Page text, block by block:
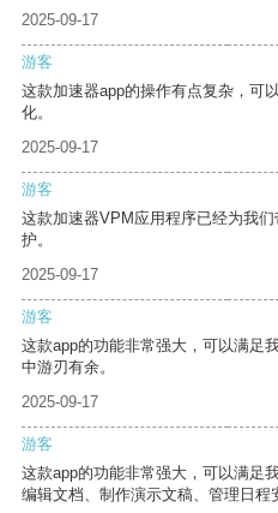
2025-09-17
游客
这款加速器app的操作有点复杂，可
化。
2025-09-17
游客
这款加速器VPM应用程序已经为我
护。
2025-09-17
游客
这款app的功能非常强大，可以满足
中游刃有余。
2025-09-17
游客
这款app的功能非常强大，可以满足
编辑文档、制作演示文稿、管理日程